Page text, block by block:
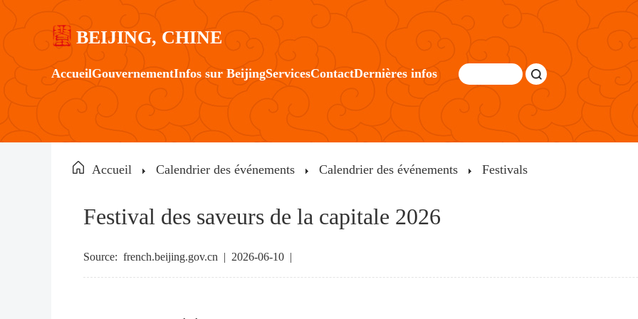
BEIJING, CHINE
AccueilGouvernementInfos sur BeijingServicesContactDernières infos
Accueil Calendrier des événements Calendrier des événements Festivals
Festival des saveurs de la capitale 2026
Source: french.beijing.gov.cn | 2026-06-10 |